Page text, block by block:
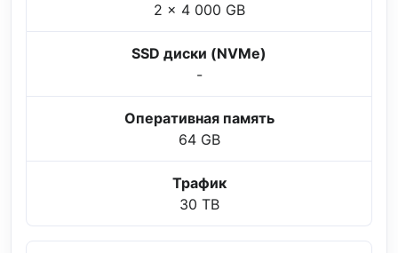
2 x 4 000 GB
SSD диски (NVMe)
-
Оперативная память
64 GB
Трафик
30 TB